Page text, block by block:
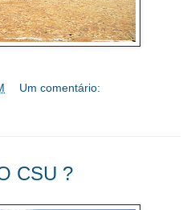
Um comentário:
CSU ?